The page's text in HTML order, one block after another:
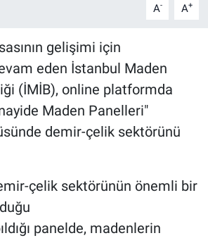
A- A+
gelişimi için
eden İstanbul Maden
(İMİB), online platformda
Maden Panelleri"
demir-çelik sektörünü
çelik sektörünün önemli bir
panelde, madenlerin